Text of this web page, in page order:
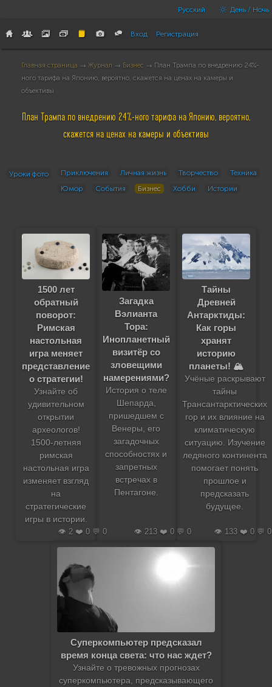
Русский День / Ночь
Вход Регистрация
Главная страница → Журнал → Бизнес → План Трампа по внедрению 24%-
ного тарифа на Японию, вероятно, скажется на ценах на камеры и
объективы
План Трампа по внедрению 24%-ного тарифа на Японию, вероятно,
скажется на ценах на камеры и объективы
Уроки фото Приключения Личная жизнь Творчество
Техника
Юмор
События Бизнес Хобби Истории
1500 лет
обратный
поворот:
Римская
настольная
игра меняет
представление
о стратегии!
Узнайте об
удивительном
открытии
археологов!
1500-летняя
римская
настольная игра
изменяет взгляд
на
стратегические
игры в истории.
👁️ 2 ❤️ 0 💬 0
Загадка
Вэлианта
Тора:
Инопланетный
визитёр со
зловещими
намерениями?
История о теле
Шепарда,
пришедшем с
Венеры, его
загадочных
способностях и
запретных
встречах в
Пентагоне.
👁️ 213 ❤️ 0 💬 0
Тайны
Древней
Антарктиды:
Как горы
хранят
историю
планеты! 🏔️
Учёные раскрывают
тайны
Трансантарктических
гор и их влияние на
климатическую
ситуацию. Изучение
ледяного континента
помогает понять
прошлое и
предсказать
будущее.
👁️ 133 ❤️ 0 💬 0
Суперкомпьютер предсказал
время конца света: что нас ждет?
Узнайте о тревожных прогнозах
суперкомпьютера, предсказывающего